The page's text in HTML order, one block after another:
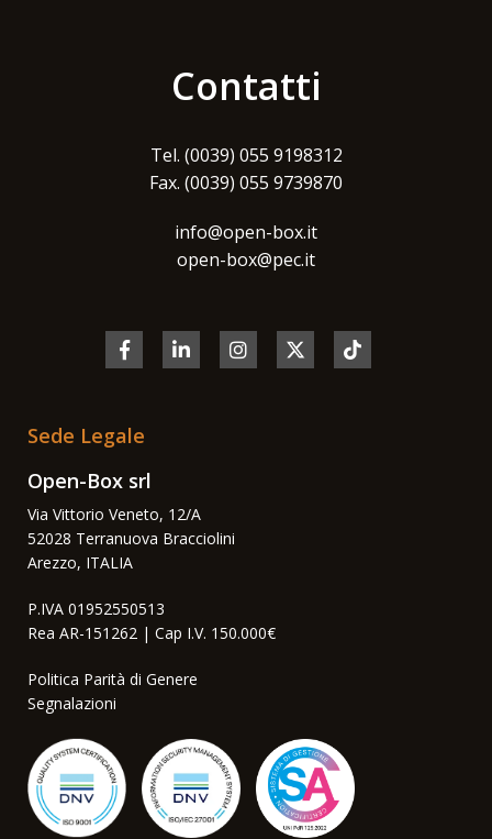
Contatti
Tel. (0039) 055 9198312
Fax. (0039) 055 9739870
info@open-box.it
open-box@pec.it
Sede Legale
Open-Box srl
Via Vittorio Veneto, 12/A
52028 Terranuova Bracciolini
Arezzo, ITALIA
P.IVA 01952550513
Rea AR-151262 | Cap I.V. 150.000€
Politica Parità di Genere
Segnalazioni